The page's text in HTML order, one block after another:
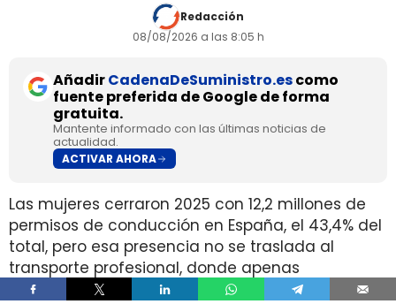
Redacción
08/08/2026 a las 8:05 h
AñadirCadenaDeSuministro.escomo
fuente preferida de Google de forma
gratuita.
Mantente informado con las últimas noticias de
actualidad.
ACTIVAR AHORA
Las mujeres cerraron 2025 con 12,2 millones de
permisos de conducción en España, el 43,4% del
total, pero esa presencia no se traslada al
transporte profesional, donde apenas
representan el 2% de un colectivo de 250.000